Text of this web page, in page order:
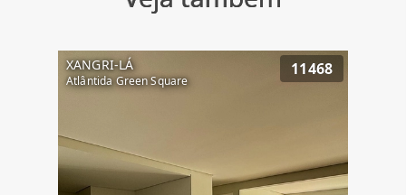
XANGRI-LÁ
Atlântida Green Square
11468